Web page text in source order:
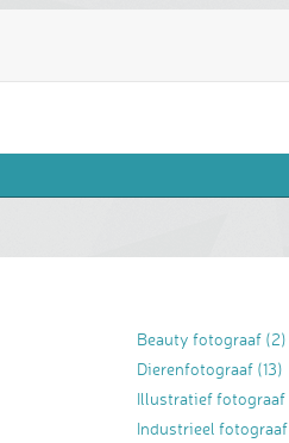
Beauty fotograaf (2)
Dierenfotograaf (13)
Illustratief fotograaf
Industrieel fotograaf